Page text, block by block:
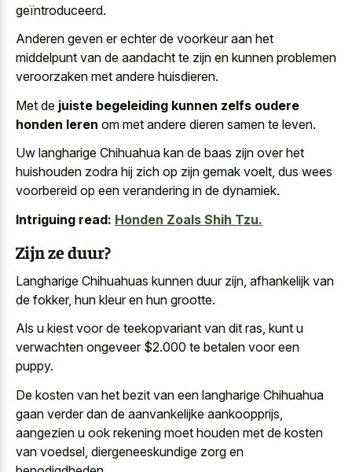
geïntroduceerd.
Anderen geven er echter de voorkeur aan het
middelpunt van de aandacht te zijn en kunnen problemen
veroorzaken met andere huisdieren.
Met de juiste begeleiding kunnen zelfs oudere
honden leren om met andere dieren samen te leven.
Uw langharige Chihuahua kan de baas zijn over het
huishouden zodra hij zich op zijn gemak voelt, dus wees
voorbereid op een verandering in de dynamiek.
Intriguing read: Honden Zoals Shih Tzu.
Zijn ze duur?
Langharige Chihuahuas kunnen duur zijn, afhankelijk van
de fokker, hun kleur en hun grootte.
Als u kiest voor de teekopvariant van dit ras, kunt u
verwachten ongeveer $2.000 te betalen voor een
puppy.
De kosten van het bezit van een langharige Chihuahua
gaan verder dan de aanvankelijke aankoopprijs,
aangezien u ook rekening moet houden met de kosten
van voedsel, diergeneeskundige zorg en